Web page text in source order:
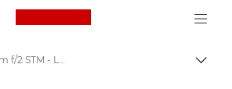
Canon Logo, back to
Canon EF-M 22mm f/2 STM - Lenses - Camera & Photo lenses